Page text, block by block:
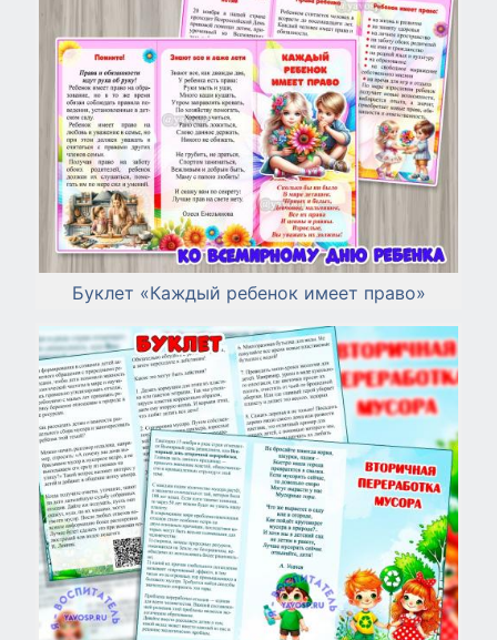
Буклет «Каждый ребенок имеет право»